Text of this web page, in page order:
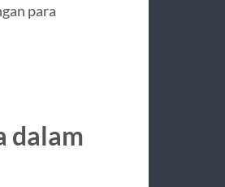
para
dalam